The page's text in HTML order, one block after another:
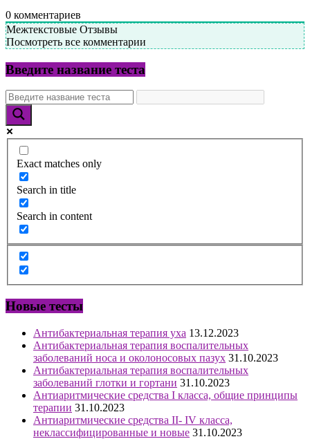
0 комментариев
Межтекстовые Отзывы
Посмотреть все комментарии
Введите название теста
Exact matches only
Search in title
Search in content
Новые тесты
Антибактериальная терапия уха 13.12.2023
Антибактериальная терапия воспалительных
заболеваний носа и околоносовых пазух 31.10.2023
Антибактериальная терапия воспалительных
заболеваний глотки и гортани 31.10.2023
Антиаритмические средства I класса, общие принципы
терапии 31.10.2023
Антиаритмические средства II- IV класса,
неклассифицированные и новые 31.10.2023